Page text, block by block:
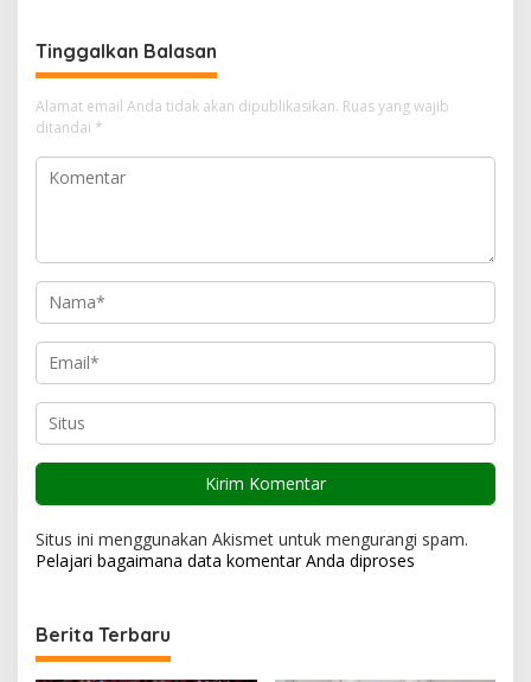
a
s
i
p
o
Tinggalkan Balasan
Alamat email Anda tidak akan dipublikasikan. Ruas yang wajib
ditandai *
Situs ini menggunakan Akismet untuk mengurangi spam.
Pelajari bagaimana data komentar Anda diproses
Berita Terbaru